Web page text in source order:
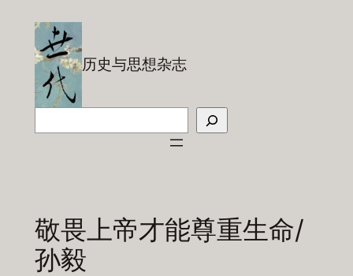
历史与思想杂志
敬畏上帝才能尊重生命/
孙毅